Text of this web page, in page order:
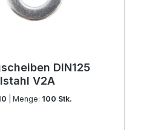
DIN125
V2A
| Menge: 100 Stk.